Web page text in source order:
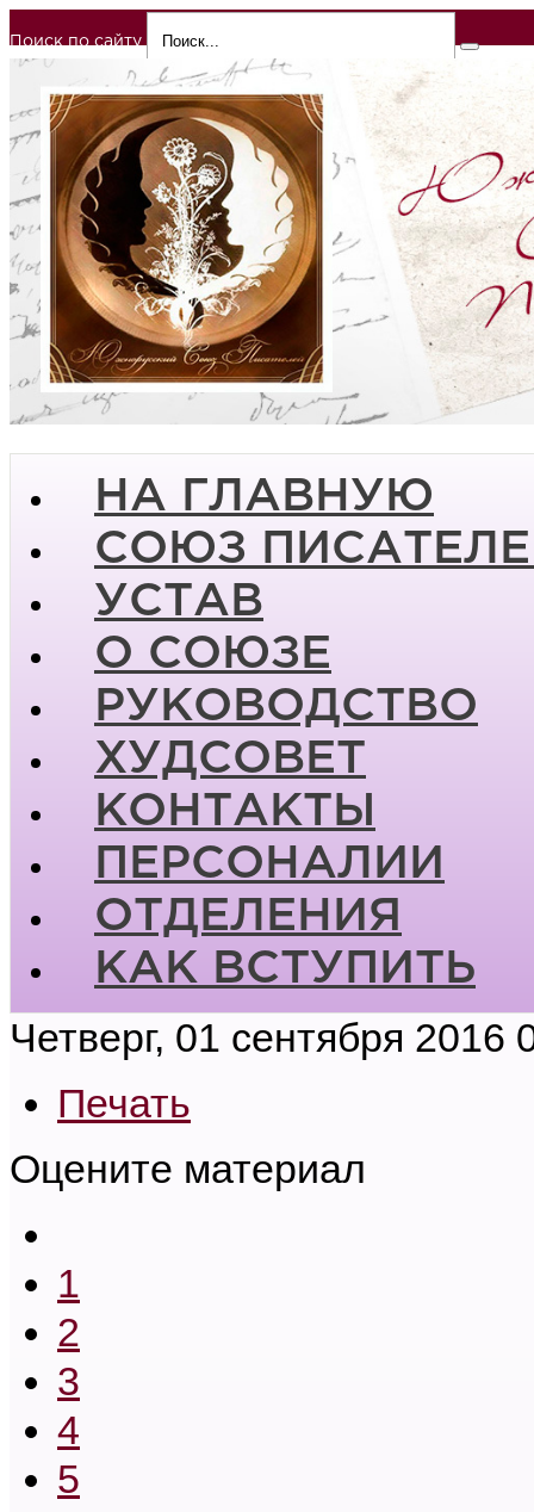
Поиск по сайту
НА ГЛАВНУЮ
СОЮЗ
УСТАВ
О СОЮЗЕ
РУКОВОДСТВО
ХУДСОВЕТ
КОНТАКТЫ
ПЕРСОНАЛИИ
ОТДЕЛЕНИЯ
КАК ВСТУПИТЬ
Четверг, 01 сентября 2016
Печать
Оцените материал
1
2
3
4
5